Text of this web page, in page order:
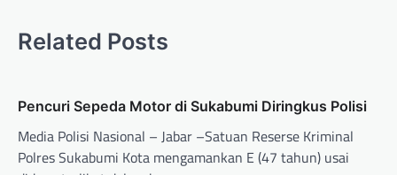
Related Posts
Pencuri Sepeda Motor di Sukabumi Diringkus Polisi
Media Polisi Nasional – Jabar –Satuan Reserse Kriminal
Polres Sukabumi Kota mengamankan E (47 tahun) usai